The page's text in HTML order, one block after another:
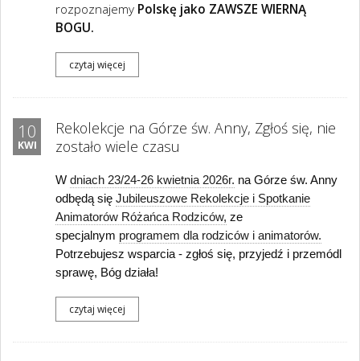
rozpoznajemy Polskę jako ZAWSZE WIERNĄ
BOGU.
czytaj więcej
10
KWI
Rekolekcje na Górze św. Anny, Zgłoś się, nie
zostało wiele czasu
W dniach 23/24-26 kwietnia 2026r. na Górze św. Anny
odbędą się Jubileuszowe Rekolekcje i Spotkanie
Animatorów Różańca Rodziców, ze
specjalnym programem dla rodziców i animatorów.
Potrzebujesz wsparcia - zgłoś się, przyjedź i przemódl
sprawę, Bóg działa!
czytaj więcej